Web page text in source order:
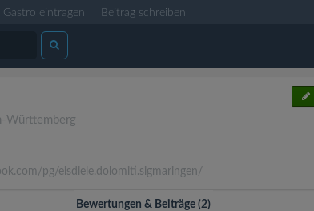
Gastro eintragen Beitrag schreiben
Württemberg
pg/eisdiele.dolomiti.sigmaringen/
Bewertungen & Beiträge (2)